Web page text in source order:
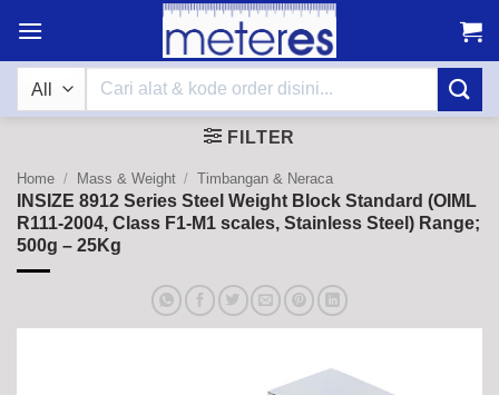
content
Search
FILTER
Home / Mass & Weight / Timbangan & Neraca
INSIZE 8912 Series Steel Weight Block Standard (OIML
R111-2004, Class F1-M1 scales, Stainless Steel) Range;
500g – 25Kg